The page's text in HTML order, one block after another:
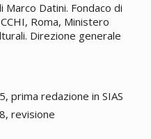
Marco Datini. Fondaco di
Roma, Ministero
Direzione generale
prima redazione in SIAS
revisione